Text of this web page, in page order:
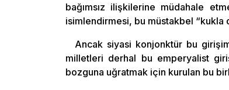
bağımsız ilişkilerine müdahale
isimlendirmesi, bu müstakbel
Ancak siyasi konjonktür bu
milletleri derhal bu emperyalist
bozguna uğratmak için kurulan bu